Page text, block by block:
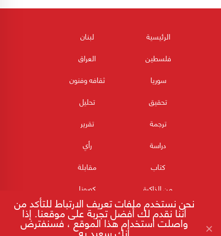
الرئيسية
لبنان
فلسطين
العراق
سوريا
ثقافه وفنون
تحقيق
تحليل
ترجمة
تقرير
دراسة
رأي
كتاب
مقابلة
من الذاكرة
كورونا
نحن نستخدم ملفات تعريف الارتباط للتأكد من
أننا نقدم لك أفضل تجربة على موقعنا. إذا
واصلت استخدام هذا الموقع ، فسنفترض